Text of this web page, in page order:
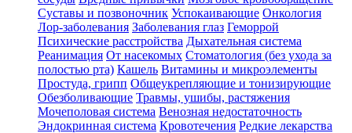
Суставы и позвоночник Успокаивающие Онкология
Лор-заболевания Заболевания глаз Геморрой
Психические расстройства Дыхательная система
Реанимация От насекомых Стоматология (без ухода за
полостью рта) Кашель Витамины и микроэлементы
Простуда, грипп Общеукрепляющие и тонизирующие
Обезболивающие Травмы, ушибы, растяжения
Мочеполовая система Венозная недостаточность
Эндокринная система Кровотечения Редкие лекарства